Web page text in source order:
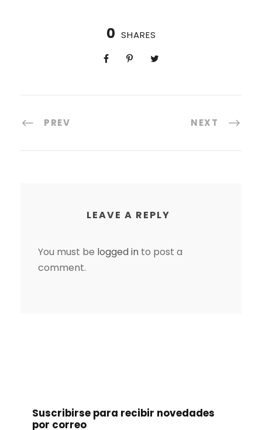
0 SHARES
PREV NEXT
LEAVE A REPLY
You must be logged in to post a
comment.
Suscribirse para recibir novedades
por correo